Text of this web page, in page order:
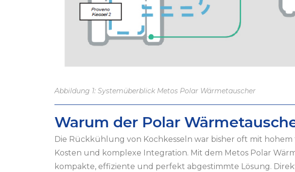
Abbildung 1: Systemüberblick Metos Polar Wärmetauscher
Warum der Polar
Die Rückkühlung von Kochkesseln war bisher oft mit
Kosten und komplexe Integration. Mit dem Metos Polar
kompakte, effiziente und perfekt abgestimmte Lösung.